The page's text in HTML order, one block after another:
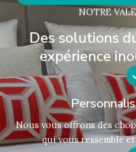
NOTRE
Des solutions
expérience
Nous vous offrons des
qui vous ressemble et